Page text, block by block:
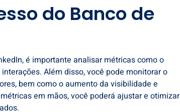
do Banco de
é importante analisar métricas como o
Além disso, você pode monitorar o
bem como o aumento da visibilidade e
em mãos, você poderá ajustar e otimizar